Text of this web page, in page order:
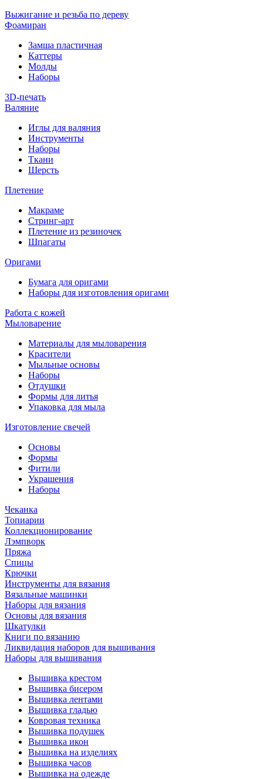
Выжигание и резьба по дереву
Фоамиран
Замша пластичная
Каттеры
Молды
Наборы
3D-печать
Валяние
Иглы для валяния
Инструменты
Наборы
Ткани
Шерсть
Плетение
Макраме
Стринг-арт
Плетение из резиночек
Шпагаты
Оригами
Бумага для оригами
Наборы для изготовления оригами
Работа с кожей
Мыловарение
Материалы для мыловарения
Красители
Мыльные основы
Наборы
Отдушки
Формы для литья
Упаковка для мыла
Изготовление свечей
Основы
Формы
Фитили
Украшения
Наборы
Чеканка
Топиарии
Коллекционирование
Лэмпворк
Пряжа
Спицы
Крючки
Инструменты для вязания
Вязальные машинки
Наборы для вязания
Основы для вязания
Шкатулки
Книги по вязанию
Ликвидация наборов для вышивания
Наборы для вышивания
Вышивка крестом
Вышивка бисером
Вышивка лентами
Вышивка гладью
Ковровая техника
Вышивка подушек
Вышивка икон
Вышивка на изделиях
Вышивка часов
Вышивка на одежде